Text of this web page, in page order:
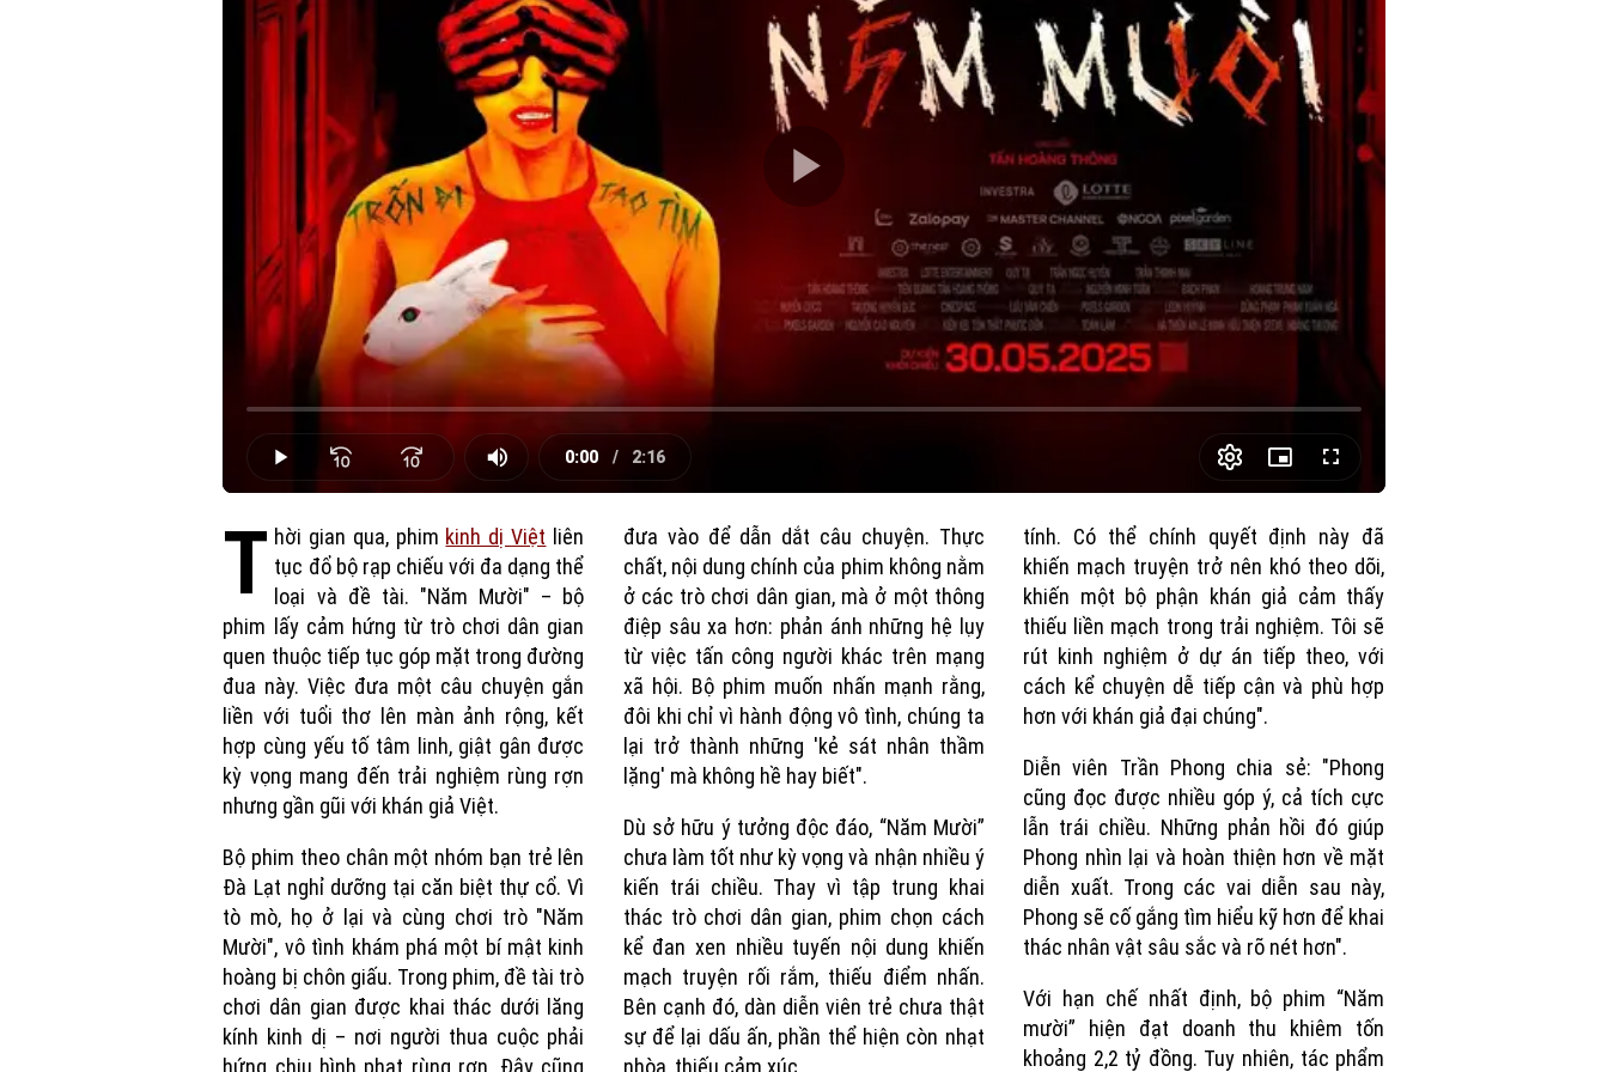
Play
Video
Loaded:
Play Mute
Time
0:00
/
2:16
Picture-
in-
Fullscreen
T hời gian qua, phim kinh dị Việt liên
tục đổ bộ rạp chiếu với đa dạng thể
loại và đề tài. "Năm Mười" – bộ
phim lấy cảm hứng từ trò chơi dân gian
quen thuộc tiếp tục góp mặt trong đường
đua này. Việc đưa một câu chuyện gắn
liền với tuổi thơ lên màn ảnh rộng, kết
hợp cùng yếu tố tâm linh, giật gân được
kỳ vọng mang đến trải nghiệm rùng rợn
nhưng gần gũi với khán giả Việt.
Bộ phim theo chân một nhóm bạn trẻ lên
Đà Lạt nghỉ dưỡng tại căn biệt thự cổ. Vì
tò mò, họ ở lại và cùng chơi trò "Năm
Mười", vô tình khám phá một bí mật kinh
hoàng bị chôn giấu. Trong phim, đề tài trò
chơi dân gian được khai thác dưới lăng
kính kinh dị – nơi người thua cuộc phải
hứng chịu hình phạt rùng rợn. Đây cũng
đưa vào để dẫn dắt câu chuyện. Thực
chất, nội dung chính của phim không nằm
ở các trò chơi dân gian, mà ở một thông
điệp sâu xa hơn: phản ánh những hệ lụy
từ việc tấn công người khác trên mạng
xã hội. Bộ phim muốn nhấn mạnh rằng,
đôi khi chỉ vì hành động vô tình, chúng ta
lại trở thành những 'kẻ sát nhân thầm
lặng' mà không hề hay biết".
Dù sở hữu ý tưởng độc đáo, “Năm Mười”
chưa làm tốt như kỳ vọng và nhận nhiều ý
kiến trái chiều. Thay vì tập trung khai
thác trò chơi dân gian, phim chọn cách
kể đan xen nhiều tuyến nội dung khiến
mạch truyện rối rắm, thiếu điểm nhấn.
Bên cạnh đó, dàn diễn viên trẻ chưa thật
sự để lại dấu ấn, phần thể hiện còn nhạt
nhòa, thiếu cảm xúc.
tính. Có thể chính quyết định này đã
khiến mạch truyện trở nên khó theo dõi,
khiến một bộ phận khán giả cảm thấy
thiếu liền mạch trong trải nghiệm. Tôi sẽ
rút kinh nghiệm ở dự án tiếp theo, với
cách kể chuyện dễ tiếp cận và phù hợp
hơn với khán giả đại chúng".
Diễn viên Trần Phong chia sẻ: "Phong
cũng đọc được nhiều góp ý, cả tích cực
lẫn trái chiều. Những phản hồi đó giúp
Phong nhìn lại và hoàn thiện hơn về mặt
diễn xuất. Trong các vai diễn sau này,
Phong sẽ cố gắng tìm hiểu kỹ hơn để khai
thác nhân vật sâu sắc và rõ nét hơn".
Với hạn chế nhất định, bộ phim “Năm
mười” hiện đạt doanh thu khiêm tốn
khoảng 2,2 tỷ đồng. Tuy nhiên, tác phẩm